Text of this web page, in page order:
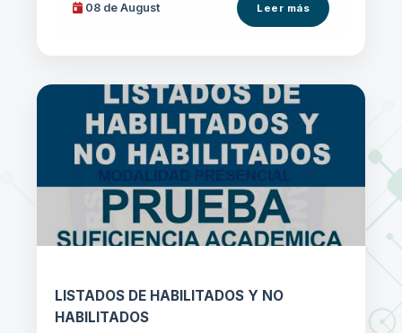
08 de August Leer más
LISTADOS DE HABILITADOS Y NO
HABILITADOS